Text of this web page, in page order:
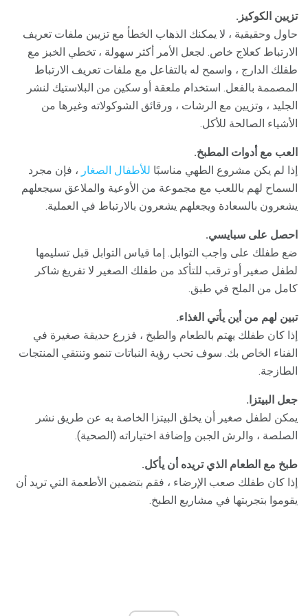
تزيين الكوكيز.
حاول وحقيقية ، لا يمكنك الذهاب الخطأ مع تزيين ملفات تعريف
الارتباط كعلاج خاص. لجعل الأمر أكثر سهولة ، تخطي الخبز مع
طفلك الدارج ، واسمح له بالتفاعل مع ملفات تعريف الارتباط
المصممة بالفعل. استخدام ملعقة أو سكين من البلاستيك لنشر
الجليد ، وتزيين مع الرشات ، ورقائق الشوكولاته وغيرها من
الأشياء الصالحة للأكل.
العب مع أدوات المطبخ.
إذا لم يكن مشروع الطهي مناسبًا للأطفال الصغار ، فإن مجرد
السماح لهم باللعب مع مجموعة من الأوعية والملاعق سيجعلهم
يشعرون بالسعادة ويجعلهم يشعرون بالارتباط في العملية.
احصل على سبايسي.
ضع طفلك على واجب التوابل. إما قياس التوابل قبل تسليمها
لطفل صغير أو ترقب للتأكد من طفلك الصغير لا تفريغ شاكر
كامل من الملح في طبق.
تبين لهم من أين يأتي الغذاء.
إذا كان طفلك يهتم بالطعام والطبخ ، فزرع حديقة صغيرة في
الفناء الخاص بك. سوف تحب رؤية النباتات تنمو وتنتقي المنتجات
الطازجة.
جعل البيتزا.
يمكن لطفل صغير أن يخلق البيتزا الخاصة به عن طريق نشر
الصلصة ، والرش الجبن وإضافة اختياراته (الصحية).
طبخ مع الطعام الذي تريده أن يأكل.
إذا كان طفلك صعب الإرضاء ، فقم بتضمين الأطعمة التي تريد أن
يقوموا بتجربتها في مشاريع الطبخ.